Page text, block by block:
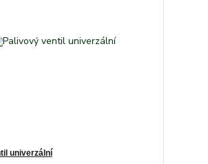
univerzální